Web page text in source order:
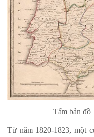
Tấm bản đồ
Từ năm 1820-1823, một